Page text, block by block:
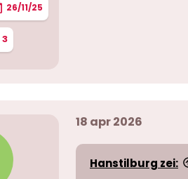
26/11/25
3
18 apr 2026
Hanstilburg zei: